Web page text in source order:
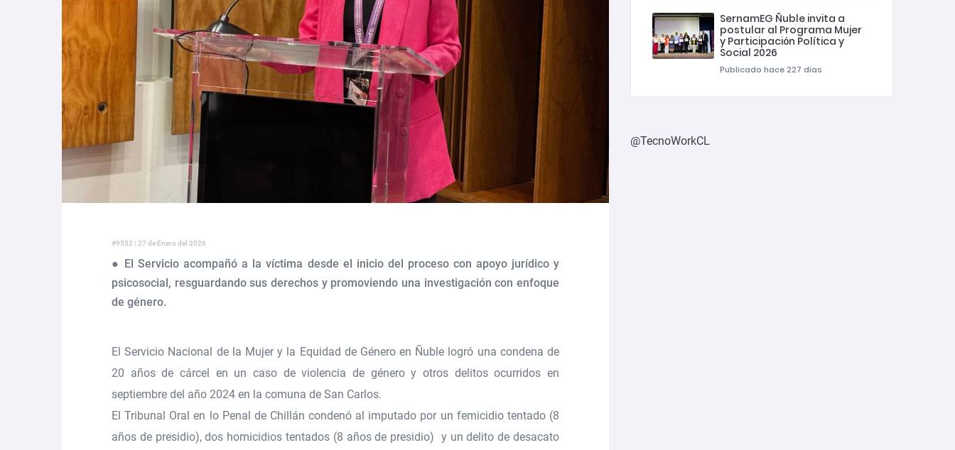
#9552 | 27 de Enero del 2026
● El Servicio acompañó a la víctima desde el inicio del proceso con apoyo jurídico y
psicosocial, resguardando sus derechos y promoviendo una investigación con enfoque
de género.
ElServicio Nacional de la Mujer y la Equidad de Género en Ñuble logró una condena de
20 años de cárcel en un caso de violencia de género y otros delitosocurridos en
septiembre del año 2024 en la comuna de San Carlos.
El Tribunal Oral en lo Penal de Chillán condenó al imputado por un femicidio tentado (8
años de presidio), dos homicidios tentados (8 años de presidio) y un delito de desacato
SernamEG Ñuble invita a
postular al Programa Mujer
y Participación Política y
Social 2026
Publicado hace 227 dias
@TecnoWorkCL